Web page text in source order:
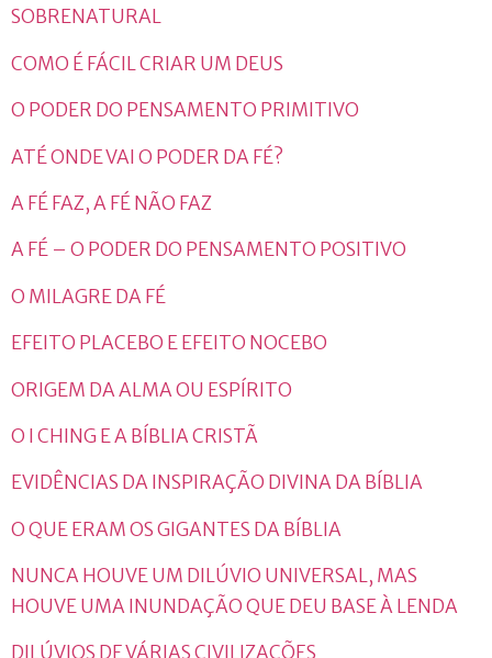
SOBRENATURAL
COMO É FÁCIL CRIAR UM DEUS
O PODER DO PENSAMENTO PRIMITIVO
ATÉ ONDE VAI O PODER DA FÉ?
A FÉ FAZ, A FÉ NÃO FAZ
A FÉ – O PODER DO PENSAMENTO POSITIVO
O MILAGRE DA FÉ
EFEITO PLACEBO E EFEITO NOCEBO
ORIGEM DA ALMA OU ESPÍRITO
O I CHING E A BÍBLIA CRISTÃ
EVIDÊNCIAS DA INSPIRAÇÃO DIVINA DA BÍBLIA
O QUE ERAM OS GIGANTES DA BÍBLIA
NUNCA HOUVE UM DILÚVIO UNIVERSAL, MAS
HOUVE UMA INUNDAÇÃO QUE DEU BASE À LENDA
DILÚVIOS DE VÁRIAS CIVILIZAÇÕES